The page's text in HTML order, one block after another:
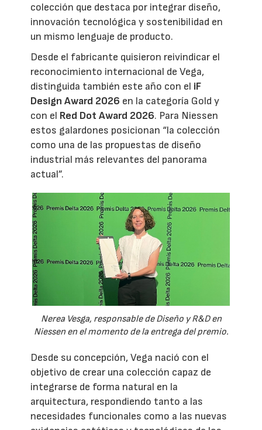
colección que destaca por integrar diseño,
innovación tecnológica y sostenibilidad en
un mismo lenguaje de producto.
Desde el fabricante quisieron reivindicar el
reconocimiento internacional de Vega,
distinguida también este año con el iF
Design Award 2026 en la categoría Gold y
con el Red Dot Award 2026. Para Niessen
estos galardones posicionan “la colección
como una de las propuestas de diseño
industrial más relevantes del panorama
actual”.
Nerea Vesga, responsable de Diseño y R&D en
Niessen en el momento de la entrega del premio.
Desde su concepción, Vega nació con el
objetivo de crear una colección capaz de
integrarse de forma natural en la
arquitectura, respondiendo tanto a las
necesidades funcionales como a las nuevas